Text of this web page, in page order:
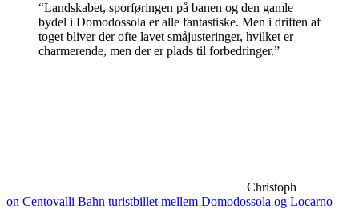
“Landskabet, sporføringen på banen og den gamle
bydel i Domodossola er alle fantastiske. Men i driften af
toget bliver der ofte lavet småjusteringer, hvilket er
charmerende, men der er plads til forbedringer.”
Christoph
on Centovalli Bahn turistbillet mellem Domodossola og Locarno